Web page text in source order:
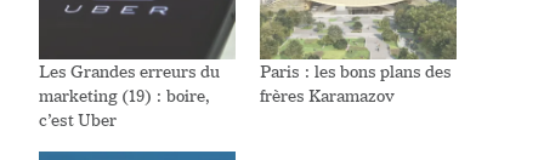
Les Grandes erreurs du
marketing (19) : boire,
c’est Uber
Paris : les bons plans des
frères Karamazov